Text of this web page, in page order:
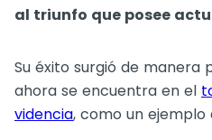
al triunfo que posee
Su éxito surgió de manera
ahora se encuentra en el
videncia, como un ejemplo